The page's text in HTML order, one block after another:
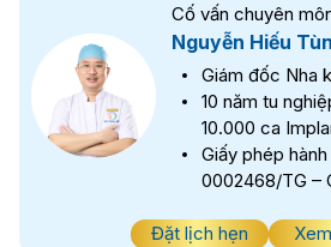
Cố vấn chuyên
Nguyễn Hiếu
Giám đốc Nha
10 năm tu
10.000 ca
Giấy phép
0002468/TG –
Đặt lịch hẹn